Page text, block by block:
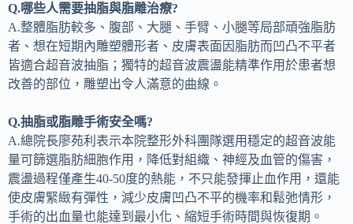
Q.哪些人需要抽脂與脂雕治療?
A.整體脂肪較多、腹部、大腿、手臂、小腿等局部頑強脂肪
者、想在短期內雕塑體形者、皮膚表面因脂肪而凹凸不平者
皆適合超音波抽脂；獨特的超音波震盪能精準作用於患者想
改善的部位，雕塑出令人滿意的曲線。
Q.抽脂或脂雕手術安全嗎?
A.總院長廖苑利表示本院整形外科團隊選用穩定的超音波能
量可篩選脂肪細胞作用，降低對組織、神經及血管的傷害，
震盪過程僅產生40-50度的熱能，不只能發揮止血作用，還能
使皮膚緊緻有彈性，減少皮膚凹凸不平的機率和鬆弛情形，
手術的出血量也能達到最小化、縮短手術時間與恢復期。